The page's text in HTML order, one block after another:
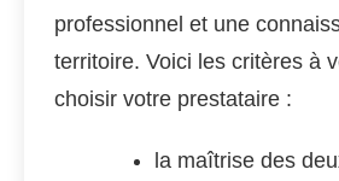
professionnel et une
territoire. Voici les critères à
choisir votre prestataire :
la maîtrise des